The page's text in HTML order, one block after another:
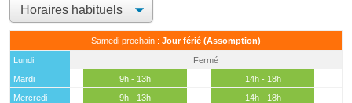
Samedi prochain : Jour férié (Assomption)
Lundi
Fermé
Mardi
9h - 13h
14h - 18h
Mercredi
9h - 13h
14h - 18h